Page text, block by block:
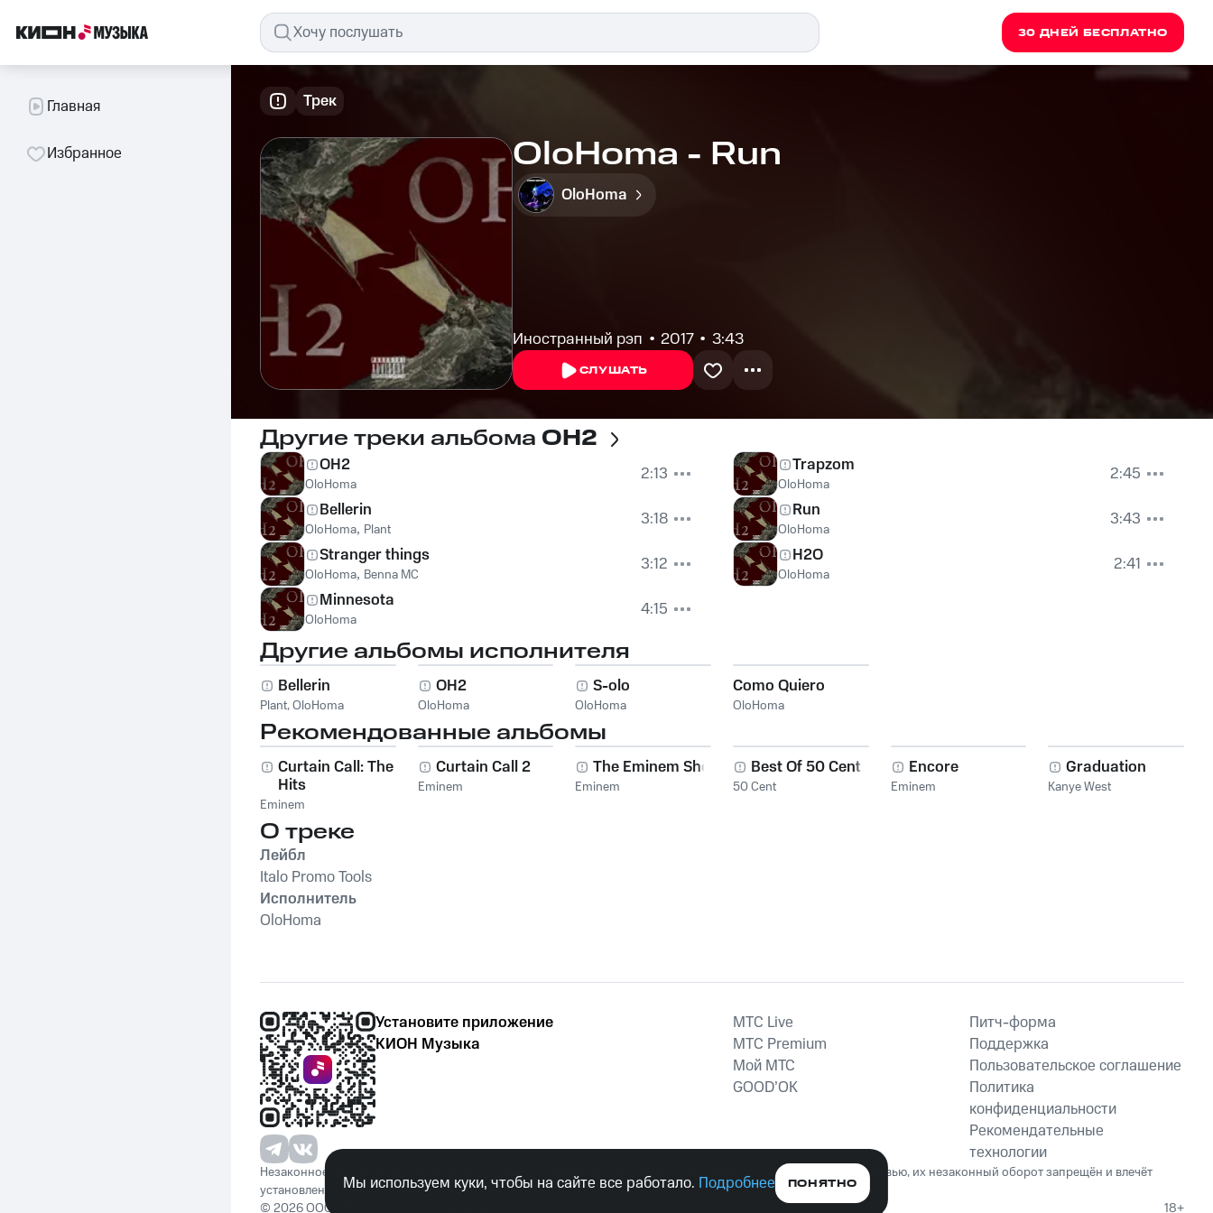
30 ДНЕЙ БЕСПЛАТНО
Главная
Избранное
Трек
OloHoma - Run
OloHoma
Иностранный рэп 2017 3:43
СЛУШАТЬ
Другие треки альбома OH2
OH2
OloHoma
2:13
Bellerin
OloHoma, Plant
3:18
Stranger things
OloHoma, Benna MC
3:12
Minnesota
OloHoma 4:15
Trapzom
OloHoma
2:45
Run
OloHoma
3:43
H2O
OloHoma 2:41
Другие альбомы исполнителя
Bellerin
Plant,OloHoma
OH2
OloHoma
S-olo
OloHoma
Como Quiero
OloHoma
Рекомендованные альбомы
Curtain Call: The
Hits
Eminem
Curtain Call 2
Eminem
The Eminem Show
Eminem
Best Of 50 Cent
50 Cent
Encore
Eminem
Graduation
Kanye West
О треке
Лейбл
Italo Promo Tools
Исполнитель
OloHoma
Установите приложение
КИОН Музыка
MTС Live
MTС Premium
Мой МТС
GOOD’OK
Питч-форма
Поддержка
Пользовательское соглашение
Политика
конфиденциальности
Рекомендательные
технологии
Незаконное потребление наркотических средств, психотропных веществ, их аналогов причиняет вред здоровью, их незаконный оборот запрещён и влечёт
установленную законодательством ответственность.
© 2026 ООО «КИОН». Все права защищены
18+
Мы используем куки, чтобы на сайте все работало. Подробнее ПОНЯТНО